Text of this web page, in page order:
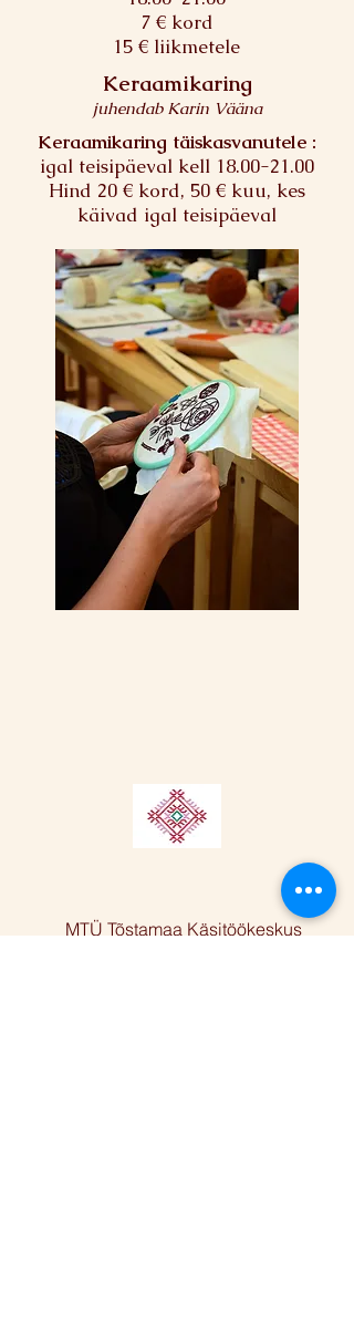
7 € kord
15 € liikmetele
Keraamikaring
juhendab Karin Vääna
Keraamikaring täiskasvanutele :
igal teisipäeval kell 18.00-21.00
Hind 20 € kord, 50 € kuu, kes
käivad igal teisipäeval
MTÜ Tõstamaa Käsitöökeskus